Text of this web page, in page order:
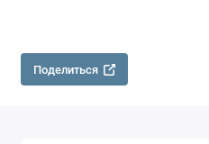
Поделиться